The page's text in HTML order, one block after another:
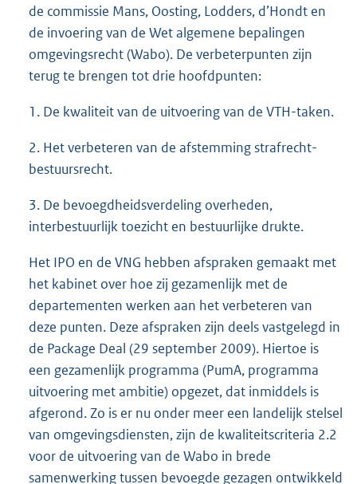
de commissie Mans, Oosting, Lodders, d’Hondt en
de invoering van de Wet algemene bepalingen
omgevingsrecht (Wabo). De verbeterpunten zijn
terug te brengen tot drie hoofdpunten:
1. De kwaliteit van de uitvoering van de VTH-taken.
2. Het verbeteren van de afstemming strafrecht-
bestuursrecht.
3. De bevoegdheidsverdeling overheden,
interbestuurlijk toezicht en bestuurlijke drukte.
Het IPO en de VNG hebben afspraken gemaakt met
het kabinet over hoe zij gezamenlijk met de
departementen werken aan het verbeteren van
deze punten. Deze afspraken zijn deels vastgelegd in
de Package Deal (29 september 2009). Hiertoe is
een gezamenlijk programma (PumA, programma
uitvoering met ambitie) opgezet, dat inmiddels is
afgerond. Zo is er nu onder meer een landelijk stelsel
van omgevingsdiensten, zijn de kwaliteitscriteria 2.2
voor de uitvoering van de Wabo in brede
samenwerking tussen bevoegde gezagen ontwikkeld